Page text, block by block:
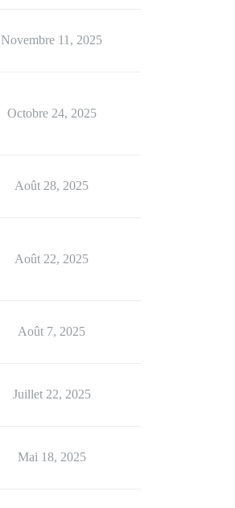
Novembre 11, 2025
Octobre 24, 2025
Août 28, 2025
Août 22, 2025
Août 7, 2025
Juillet 22, 2025
Mai 18, 2025